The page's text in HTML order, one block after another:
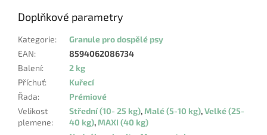
Doplňkové parametry
Kategorie:
Granule pro dospělé psy
EAN:
8594062086734
Balení:
2 kg
Příchuť:
Kuřecí
Řada:
Prémiové
Velikost
plemene:
Střední (10- 25 kg), Malé (5-10 kg),Velké (25-
40 kg), MAXI (40 kg)